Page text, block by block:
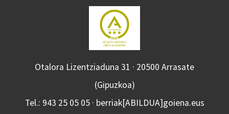
Otalora Lizentziaduna 31 · 20500 Arrasate
(Gipuzkoa)
Tel.: 943 25 05 05 · berriak[ABILDUA]goiena.eus